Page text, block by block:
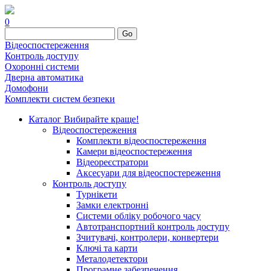
0
Go
Відеоспостереження
Контроль доступу
Охоронні системи
Дверна автоматика
Домофони
Комплекти систем безпеки
Каталог Вибирайте краще!
Відеоспостереження
Комплекти відеоспостереження
Камери відеоспостереження
Відеореєстратори
Аксесуари для відеоспостереження
Контроль доступу
Турнікети
Замки електронні
Системи обліку робочого часу
Автотранспортний контроль доступу
Зчитувачі, контролери, конвертери
Ключі та карти
Металодетектори